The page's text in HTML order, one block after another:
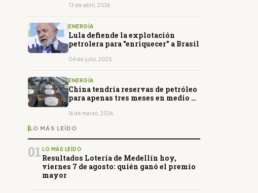
13 de abril, 2026
ENERGÍA
Lula defiende la explotación
petrolera para "enriquecer" a Brasil
04 de julio, 2025
ENERGÍA
China tendría reservas de petróleo
para apenas tres meses en medio de
16 de marzo, 2026
LO MÁS LEÍDO
01 LO MÁS LEÍDO
Resultados Lotería de Medellín hoy,
viernes 7 de agosto: quién ganó el premio
mayor